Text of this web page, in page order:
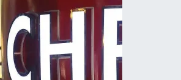
Spor
Teknoloji